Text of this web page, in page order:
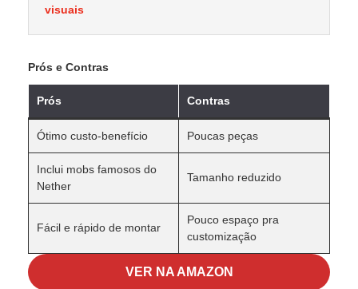
visuais
Prós e Contras
Prós Contras
Ótimo custo-benefício Poucas peças
Inclui mobs famosos do
Nether
Tamanho reduzido
Fácil e rápido de montar
Pouco espaço pra
customização
VER NA AMAZON